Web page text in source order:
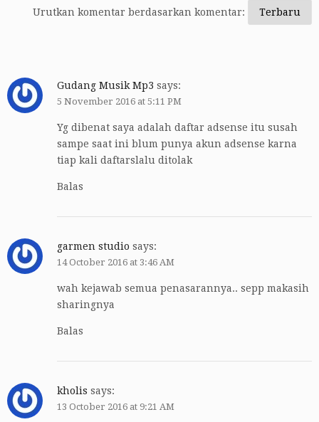
Urutkan komentar berdasarkan komentar:
Gudang Musik Mp3 says:
5 November 2016 at 5:11 PM
Yg dibenat saya adalah daftar adsense itu susah
sampe saat ini blum punya akun adsense karna
tiap kali daftarslalu ditolak
Balas
garmen studio says:
14 October 2016 at 3:46 AM
wah kejawab semua penasarannya.. sepp makasih
sharingnya
Balas
kholis says:
13 October 2016 at 9:21 AM